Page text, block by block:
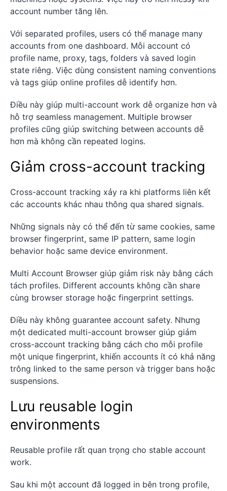
account number tăng lên.
Với separated profiles, users có thể manage many
accounts from one dashboard. Mỗi account có
profile name, proxy, tags, folders và saved login
state riêng. Việc dùng consistent naming conventions
và tags giúp online profiles dễ identify hơn.
Điều này giúp multi-account work dễ organize hơn và
hỗ trợ seamless management. Multiple browser
profiles cũng giúp switching between accounts dễ
hơn mà không cần repeated logins.
Giảm cross-account tracking
Cross-account tracking xảy ra khi platforms liên kết
các accounts khác nhau thông qua shared signals.
Những signals này có thể đến từ same cookies, same
browser fingerprint, same IP pattern, same login
behavior hoặc same device environment.
Multi Account Browser giúp giảm risk này bằng cách
tách profiles. Different accounts không cần share
cùng browser storage hoặc fingerprint settings.
Điều này không guarantee account safety. Nhưng
một dedicated multi-account browser giúp giảm
cross-account tracking bằng cách cho mỗi profile
một unique fingerprint, khiến accounts ít có khả năng
trông linked to the same person và trigger bans hoặc
suspensions.
Lưu reusable login
environments
Reusable profile rất quan trọng cho stable account
work.
Sau khi một account đã logged in bên trong profile,